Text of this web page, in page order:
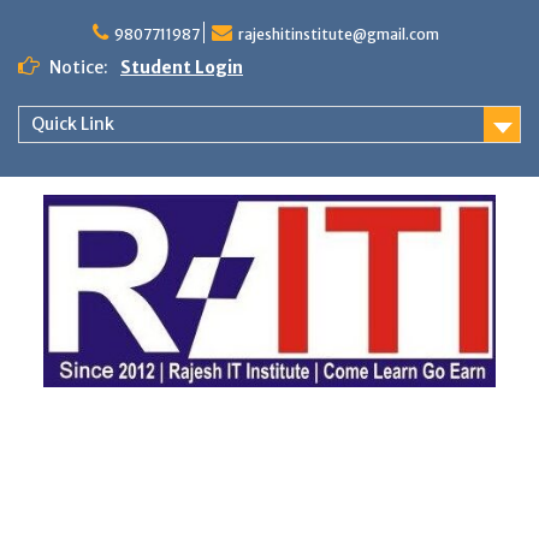
content
9807711987 rajeshitinstitute@gmail.com
Notice: Student Login
Quick Link